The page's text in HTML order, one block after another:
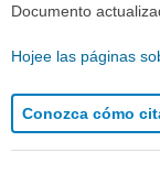
Documento
Hojee las páginas
Conozca cómo